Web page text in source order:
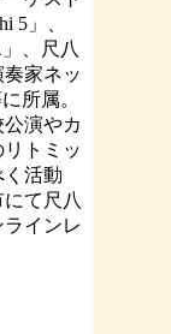
5」、
、尺八
家ネッ
所属。
演やカ
トミッ
活動
て尺八
インレ